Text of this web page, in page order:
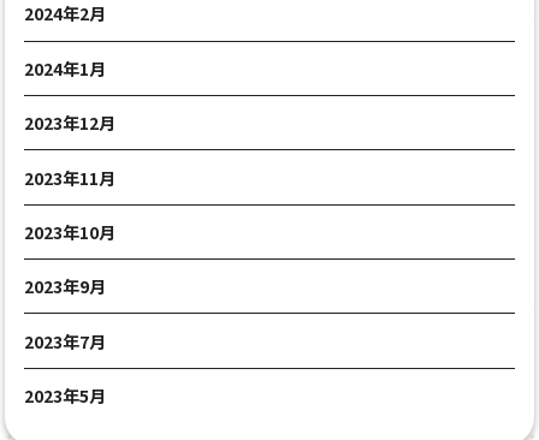
2024年2月
2024年1月
2023年12月
2023年11月
2023年10月
2023年9月
2023年7月
2023年5月